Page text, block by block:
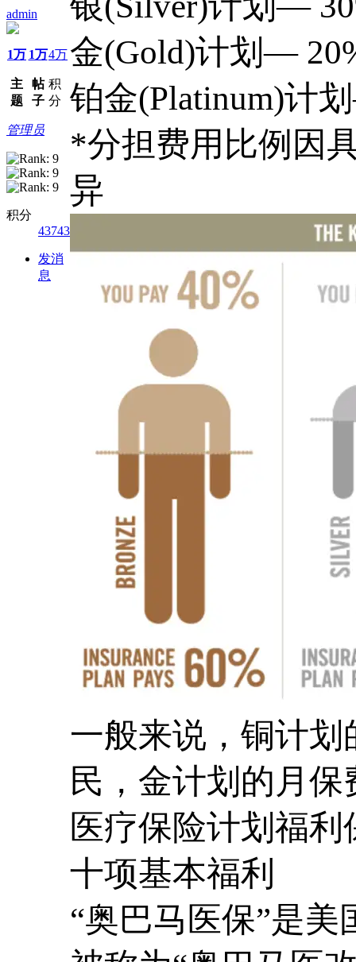
admin
1万
主
题
1万
帖
子
4万
积
分
管理员
积分
43743
发消
息
金(Gold)计划—
铂金(Platinum)计
*分担费用比例因
异
一般来说，铜计
民，金计划的月
医疗保险计划福
十项基本福利
“奥巴马医保”是